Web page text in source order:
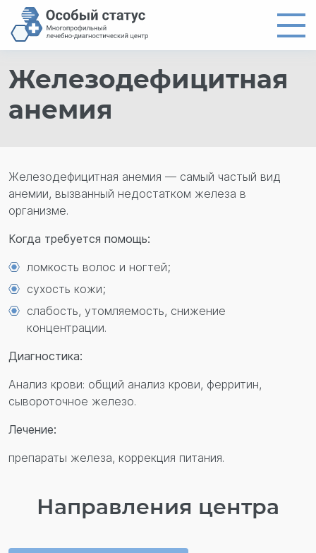
Главная
О центре
8 (4012) 97-19-61
Железодефицитная
анемия
Железодефицитная анемия — самый частый вид
анемии, вызванный недостатком железа в
организме.
Когда требуется помощь:
ломкость волос и ногтей;
сухость кожи;
слабость, утомляемость, снижение
концентрации.
Диагностика:
Анализ крови: общий анализ крови, ферритин,
сывороточное железо.
Лечение:
препараты железа, коррекция питания.
Направления центра